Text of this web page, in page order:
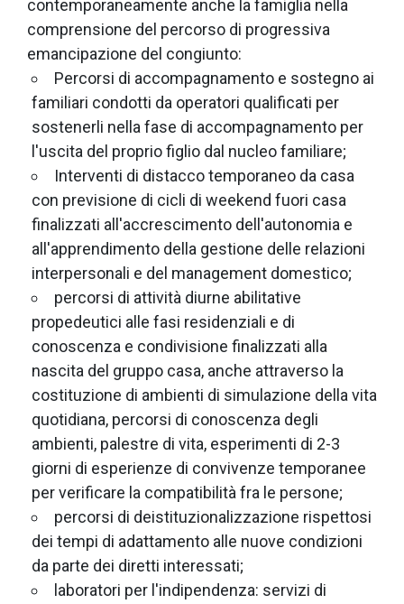
contemporaneamente anche la famiglia nella
comprensione del percorso di progressiva
emancipazione del congiunto:
Percorsi di accompagnamento e sostegno ai
familiari condotti da operatori qualificati per
sostenerli nella fase di accompagnamento per
l'uscita del proprio figlio dal nucleo familiare;
Interventi di distacco temporaneo da casa
con previsione di cicli di weekend fuori casa
finalizzati all'accrescimento dell'autonomia e
all'apprendimento della gestione delle relazioni
interpersonali e del management domestico;
percorsi di attività diurne abilitative
propedeutici alle fasi residenziali e di
conoscenza e condivisione finalizzati alla
nascita del gruppo casa, anche attraverso la
costituzione di ambienti di simulazione della vita
quotidiana, percorsi di conoscenza degli
ambienti, palestre di vita, esperimenti di 2-3
giorni di esperienze di convivenze temporanee
per verificare la compatibilità fra le persone;
percorsi di deistituzionalizzazione rispettosi
dei tempi di adattamento alle nuove condizioni
da parte dei diretti interessati;
laboratori per l'indipendenza: servizi di